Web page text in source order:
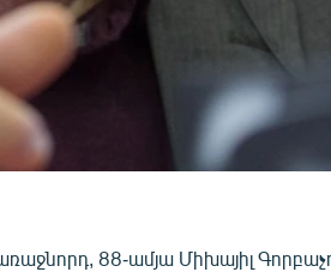
88-ամյա Միխայիլ